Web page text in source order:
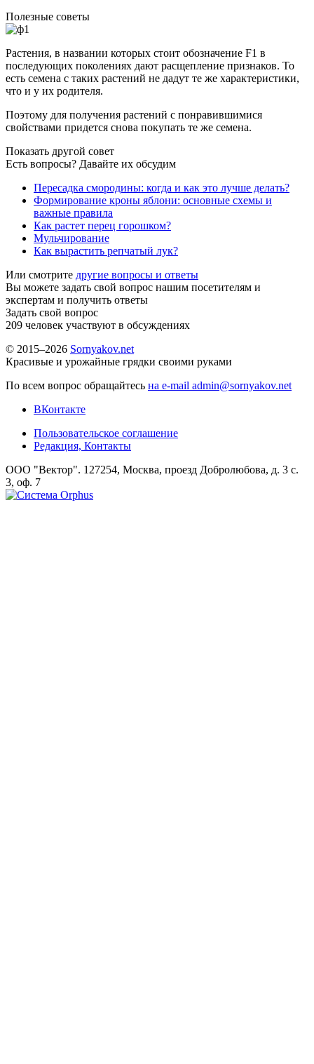
Полезные советы
Растения, в названии которых стоит обозначение F1 в
последующих поколениях дают расщепление признаков. То
есть семена с таких растений не дадут те же характеристики,
что и у их родителя.
Поэтому для получения растений с понравившимися
свойствами придется снова покупать те же семена.
Показать другой совет
Есть вопросы? Давайте их обсудим
Пересадка смородины: когда и как это лучше делать?
Формирование кроны яблони: основные схемы и
важные правила
Как растет перец горошком?
Мульчирование
Как вырастить репчатый лук?
Или смотрите другие вопросы и ответы
Вы можете задать свой вопрос нашим посетителям и
экспертам и получить ответы
Задать свой вопрос
209 человек участвуют в обсуждениях
© 2015–2026 Sornyakov.net
Красивые и урожайные грядки своими руками
По всем вопрос обращайтесь на e-mail admin@sornyakov.net
ВКонтакте
Пользовательское соглашение
Редакция, Контакты
ООО "Вектор". 127254, Москва, проезд Добролюбова, д. 3 с.
3, оф. 7